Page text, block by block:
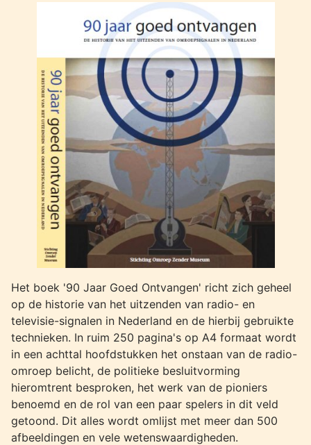
Het boek '90 Jaar Goed Ontvangen' richt zich geheel
op de historie van het uitzenden van radio- en
televisie-signalen in Nederland en de hierbij gebruikte
technieken. In ruim 250 pagina's op A4 formaat wordt
in een achttal hoofdstukken het onstaan van de radio-
omroep belicht, de politieke besluitvorming
hieromtrent besproken, het werk van de pioniers
benoemd en de rol van een paar spelers in dit veld
getoond. Dit alles wordt omlijst met meer dan 500
afbeeldingen en vele wetenswaardigheden.